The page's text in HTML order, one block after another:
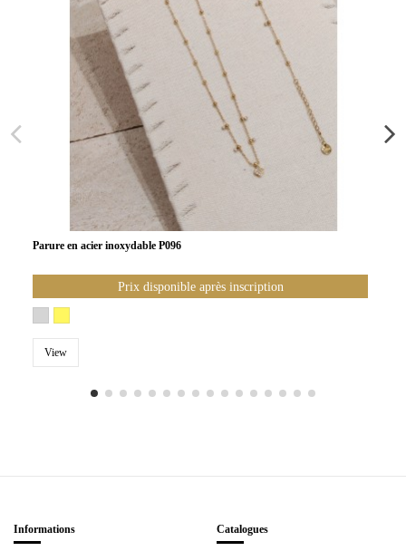
Parure en acier inoxydable P096
Prix disponible après inscription
View
Informations Catalogues